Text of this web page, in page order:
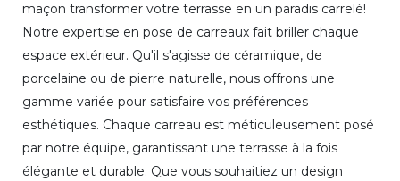
maçon transformer votre terrasse en un paradis carrelé!
Notre expertise en pose de carreaux fait briller chaque
espace extérieur. Qu'il s'agisse de céramique, de
porcelaine ou de pierre naturelle, nous offrons une
gamme variée pour satisfaire vos préférences
esthétiques. Chaque carreau est méticuleusement posé
par notre équipe, garantissant une terrasse à la fois
élégante et durable. Que vous souhaitiez un design